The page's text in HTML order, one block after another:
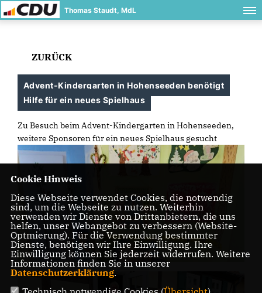
Thomas Staudt, MdL
ZURÜCK
Advent-Kindergarten in Hohenseeden benötigt
Hilfe für ein neues Spielhaus
Zu Besuch beim Advent-Kindergarten in Hohenseeden,
weitere Sponsoren für ein neues Spielhaus gesucht
Cookie Hinweis
Diese Webseite verwendet Cookies, die notwendig
sind, um die Webseite zu nutzen. Weiterhin
verwenden wir Dienste von Drittanbietern, die uns
helfen, unser Webangebot zu verbessern (Website-
Optmierung). Für die Verwendung bestimmter
Dienste, benötigen wir Ihre Einwilligung. Ihre
Einwilligung können Sie jederzeit widerrufen. Weitere
Informationen finden Sie in unserer
Datenschutzerklärung.